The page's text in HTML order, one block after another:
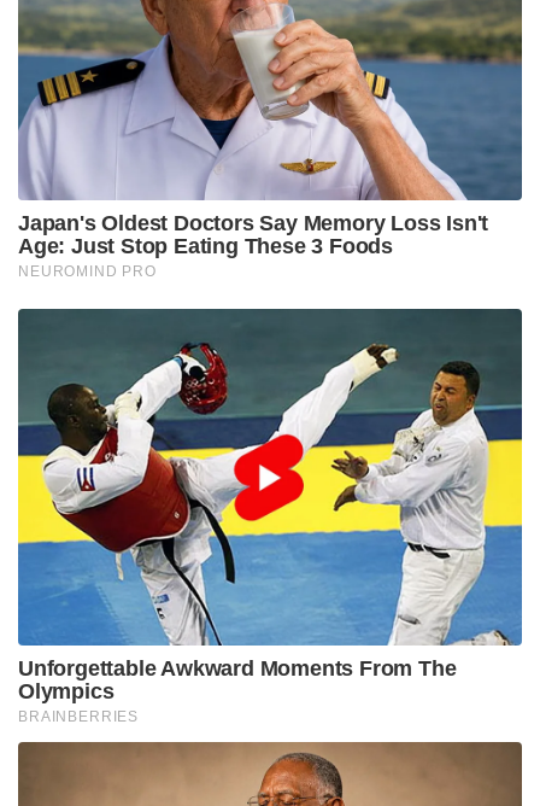
ശേഷം ബാക്കി മന്ത്രിസഭാ പുനഃസംഘടന
നടത്താനായിരുന്നു നേരത്തെയുള്ള തീരുമാനം.
Tags: dk shivakumar
Ramalinga Reddy
karnataka government